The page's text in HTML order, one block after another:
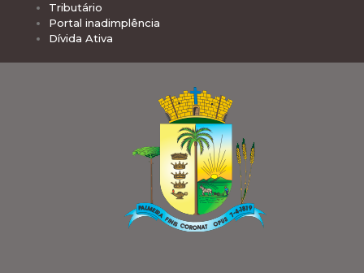
Tributário
Portal inadimplência
Dívida Ativa